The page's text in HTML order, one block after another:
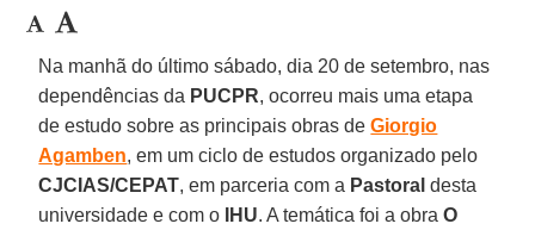
Na manhã do último sábado, dia 20 de setembro, nas
dependências da PUCPR, ocorreu mais uma etapa
de estudo sobre as principais obras deGiorgio
Agamben, em um ciclo de estudos organizado pelo
CJCIAS/CEPAT, em parceria com a Pastoral desta
universidade e com o
IHU. A temática foi a obraO